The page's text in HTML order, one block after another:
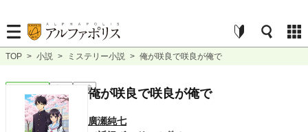
TOP > 小説 > ミステリー小説 > 俺が咲良で咲良が俺で
短編俺が咲良で咲良が俺で
廣瀬純七